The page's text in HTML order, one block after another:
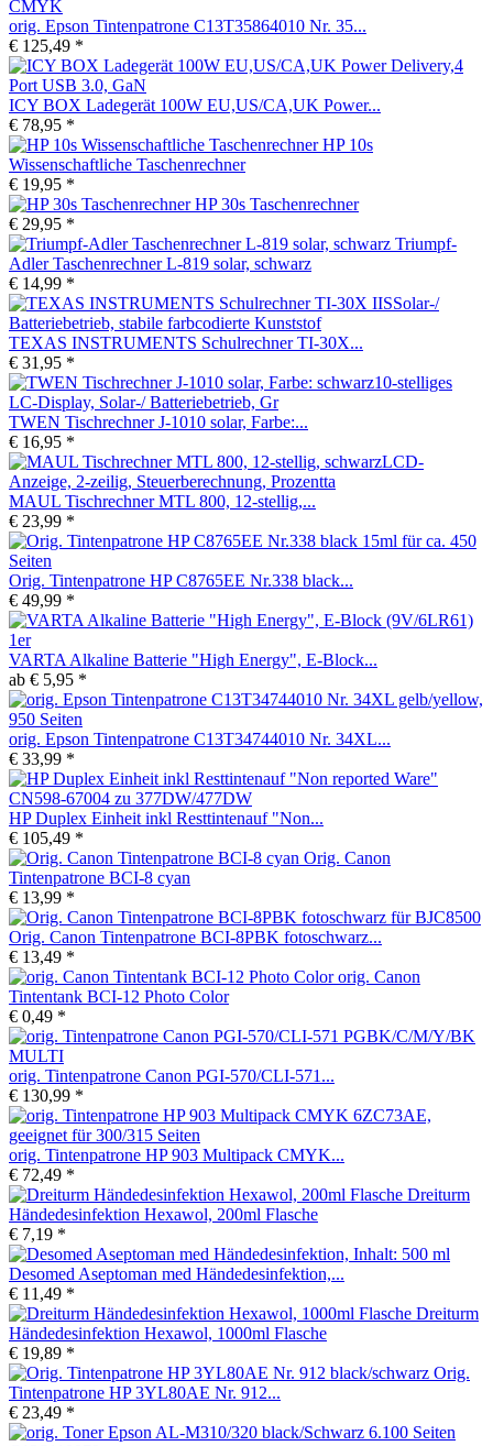
orig. Epson Tintenpatrone C13T35864010 Nr. 35...
€ 125,49 *
ICY BOX Ladegerät 100W EU,US/CA,UK Power...
€ 78,95 *
HP 10s
Wissenschaftliche Taschenrechner
€ 19,95 *
HP 30s Taschenrechner
€ 29,95 *
Triumpf-
Adler Taschenrechner L-819 solar, schwarz
€ 14,99 *
TEXAS INSTRUMENTS Schulrechner TI-30X...
€ 31,95 *
TWEN Tischrechner J-1010 solar, Farbe:...
€ 16,95 *
MAUL Tischrechner MTL 800, 12-stellig,...
€ 23,99 *
Orig. Tintenpatrone HP C8765EE Nr.338 black...
€ 49,99 *
VARTA Alkaline Batterie "High Energy", E-Block...
ab € 5,95 *
orig. Epson Tintenpatrone C13T34744010 Nr. 34XL...
€ 33,99 *
HP Duplex Einheit inkl Resttintenauf "Non...
€ 105,49 *
Orig. Canon
Tintenpatrone BCI-8 cyan
€ 13,99 *
Orig. Canon Tintenpatrone BCI-8PBK fotoschwarz...
€ 13,49 *
orig. Canon
Tintentank BCI-12 Photo Color
€ 0,49 *
orig. Tintenpatrone Canon PGI-570/CLI-571...
€ 130,99 *
orig. Tintenpatrone HP 903 Multipack CMYK...
€ 72,49 *
Dreiturm
Händedesinfektion Hexawol, 200ml Flasche
€ 7,19 *
Desomed Aseptoman med Händedesinfektion,...
€ 11,49 *
Dreiturm
Händedesinfektion Hexawol, 1000ml Flasche
€ 19,89 *
Orig.
Tintenpatrone HP 3YL80AE Nr. 912...
€ 23,49 *